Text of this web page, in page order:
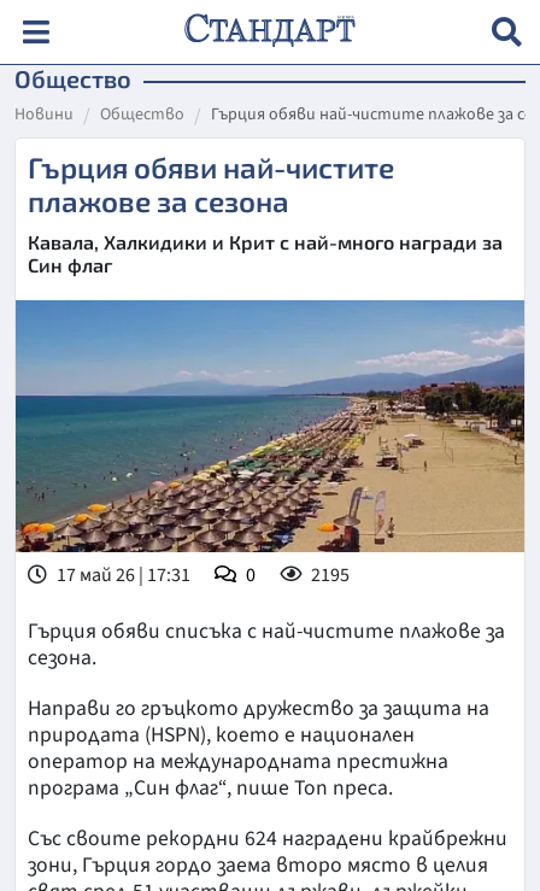
Общество
Новини Общество Гърция обяви най-чистите плажове за
Гърция обяви най-чистите
плажове за сезона
Кавала, Халкидики и Крит с най-много награди за
Син флаг
17 май 26 | 17:31 0 2195
Гърция обяви списъка с най-чистите плажове за
сезона.
Направи го гръцкото дружество за защита на
природата (HSPN), което е национален
оператор на международната престижна
програма „Син флаг“, пише Топ преса.
Със своите рекордни 624 наградени крайбрежни
зони, Гърция гордо заема второ място в целия